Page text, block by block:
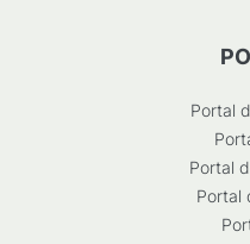
Portal
Portal
Portal